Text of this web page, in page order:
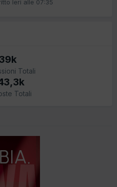
Ieri alle 07:35
Totali
Totali